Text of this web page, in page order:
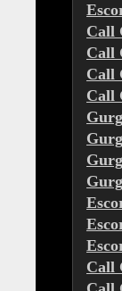
Call
Call
Call
Call
Call